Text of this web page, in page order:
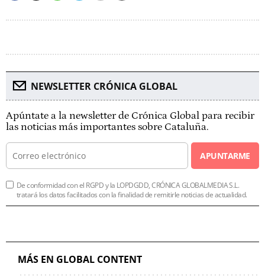
NEWSLETTER CRÓNICA GLOBAL
Apúntate a la newsletter de Crónica Global para recibir
las noticias más importantes sobre Cataluña.
APUNTARME
De conformidad con el RGPD y la LOPDGDD, CRÓNICA GLOBALMEDIA S.L.
tratará los datos facilitados con la finalidad de remitirle noticias de actualidad.
MÁS EN GLOBAL CONTENT